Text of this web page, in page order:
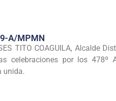
A/MPMN
TITO COAGUILA,
celebraciones por los 478º
unida.